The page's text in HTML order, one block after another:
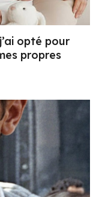
opté pour
propres